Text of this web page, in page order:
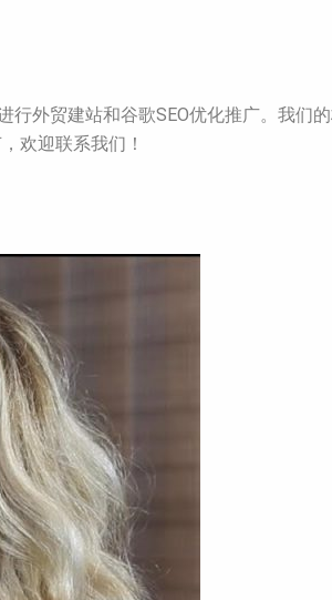
外贸建站和谷歌SEO优化推广。我们
欢迎联系我们！